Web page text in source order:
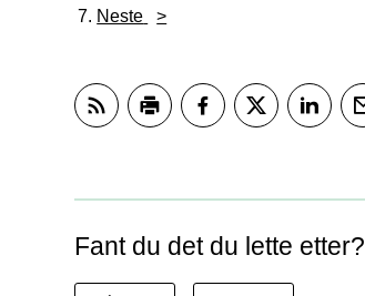
Neste
Fant du det du lette etter?